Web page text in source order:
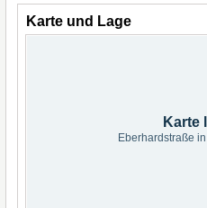
Karte und Lage
Karte
Eberhardstraße